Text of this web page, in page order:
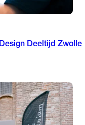
Deeltijd Zwolle